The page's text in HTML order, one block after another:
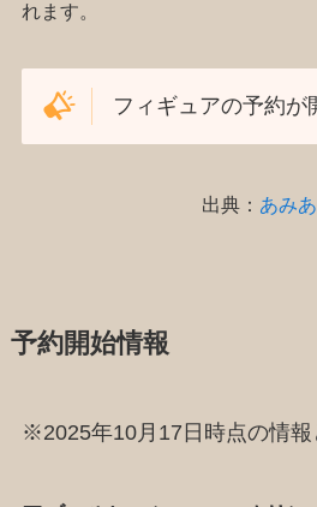
れます。
フィギュアの予約が
出典： あみ
予約開始情報
※2025年10月17日時点の情報